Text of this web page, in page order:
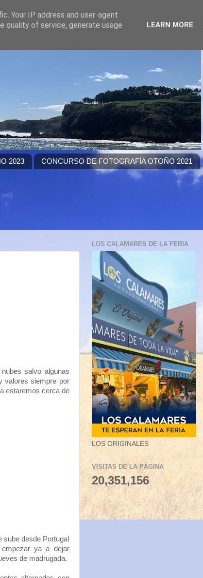
2023 CONCURSO DE FOTOGRAFÍA OTOÑO 2021
salvo algunas
valores siempre por
estaremos cerca de
desde Portugal
ya a dejar
de madrugada.
LOS CALAMARES DE LA FERIA
LOS ORIGINALES
VISITAS DE LA PÁGINA
20,351,156
Your IP address and user-agent
quality of service, generate usage
LEARN MORE